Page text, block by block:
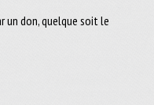
un don, quelque soit le